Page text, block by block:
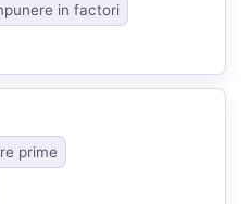
in factori
prime